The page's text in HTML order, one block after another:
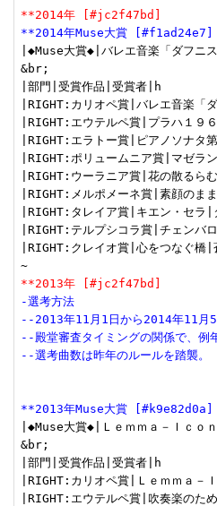
**2014年 [#jc2f47bd]
**2014年Muse大賞 [#f1ad24e7]
|◆Muse大賞◆|バレエ音楽「ダフニ
&br;
|部門|受賞作品|受賞者|h
|RIGHT:カリオペ賞|バレエ音楽「
|RIGHT:エウテルペ賞|プラハ１９
|RIGHT:エラトー賞|ピアノソナタ
|RIGHT:ポリュームニア賞|マゼラ
|RIGHT:ウーラニア賞|花の散るら
|RIGHT:メルポメーネ賞|素顔のま
|RIGHT:タレイア賞|キエン・セラ|
|RIGHT:テルプシコラ賞|チェンバ
|RIGHT:クレイオ賞|心をつなぐ橋|
~
**2013年 [#jc2f47bd]
-選考方法
--2013年11月1日から2014年11月5
--殿堂審査タイミングの関係で、例
--選考曲数は昨年のルールを踏襲。
**2013年Muse大賞 [#k9e82d0a]
|◆Muse大賞◆|Ｌｅｍｍａ－Ｉｃｏ
&br;
|部門|受賞作品|受賞者|h
|RIGHT:カリオペ賞|Ｌｅｍｍａ－
|RIGHT:エウテルペ賞|吹奏楽のた